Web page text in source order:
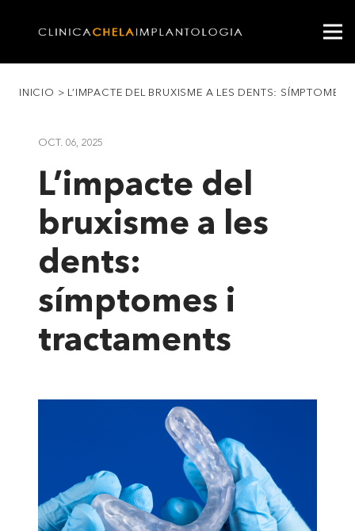
INICIO > L’IMPACTE DEL BRUXISME A LES DENTS: SÍMPTOMES
OCT. 06, 2025
L’impacte del
bruxisme a les
dents:
símptomes i
tractaments